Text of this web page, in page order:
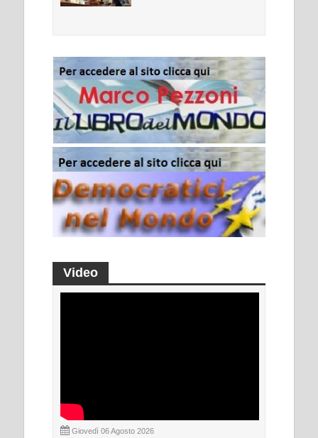
Video
Giovedì 06 Agosto 2026